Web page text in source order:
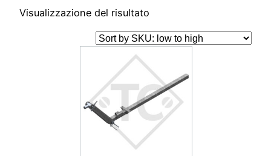
Visualizzazione del risultato
prodotto
più
varianti.